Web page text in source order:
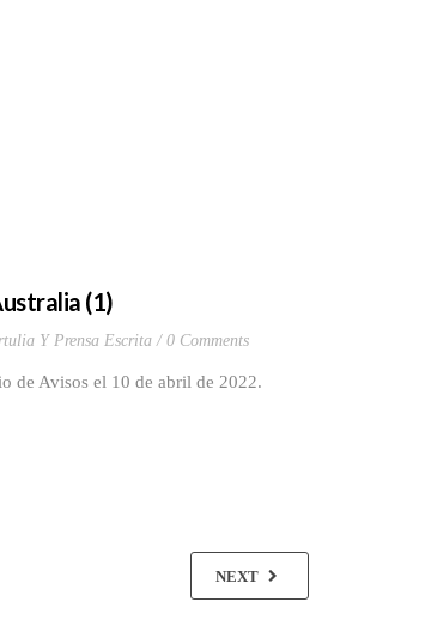
(1)
Y Prensa Escrita 0 Comments
de Avisos el 10 de abril de 2022.
NEXT